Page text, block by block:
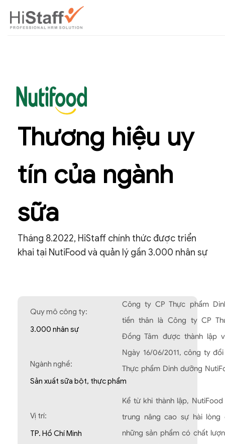
Thương hiệu uy
tín của ngành
sữa
Tháng 8.2022, HiStaff chính thức được triển
khai tại NutiFood và quản lý gần 3.000 nhân sự
Quy mô công ty:
3.000 nhân sự
Ngành nghề:
Sản xuất sữa bột, thực phẩm
Vị trí:
TP. Hồ Chí Minh
Công ty CP Thực phẩm
tiền thân là Công ty CP
Đồng Tâm được thành lập
Ngày 16/06/2011, công ty
Thực phẩm Dinh dưỡng
Kể từ khi thành lập,
trung nâng cao sự hài lòng
những sản phẩm có chất